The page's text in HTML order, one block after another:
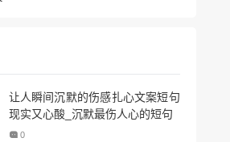
让人瞬间沉默的伤感扎心文案短句
现实又心酸_沉默最伤人心的短句
0